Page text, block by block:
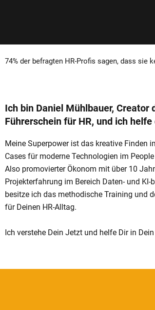
74% der befragten HR-Profis sagen, dass sie
Ich bin Daniel Mühlbauer, Creator
Führerschein für HR, und ich helfe
Meine Superpower ist das kreative Finden
Cases für moderne Technologien im
Also promovierter Ökonom mit über 10
Projekterfahrung im Bereich Daten- und KI-
besitze ich das methodische Training und
für Deinen HR-Alltag.
Ich verstehe Dein Jetzt und helfe Dir in